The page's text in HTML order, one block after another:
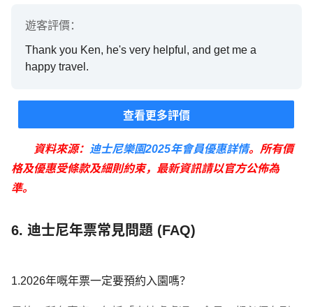
遊客評價：
Thank you Ken, he's very helpful, and get me a
happy travel.
查看更多評價
資料來源： 迪士尼樂園2025年會員優惠詳情。所有價
格及優惠受條款及細則約束，最新資訊請以官方公佈為
準。
6. 迪士尼年票常見問題 (FAQ)
1.2026年嘅年票一定要預約入園嗎？